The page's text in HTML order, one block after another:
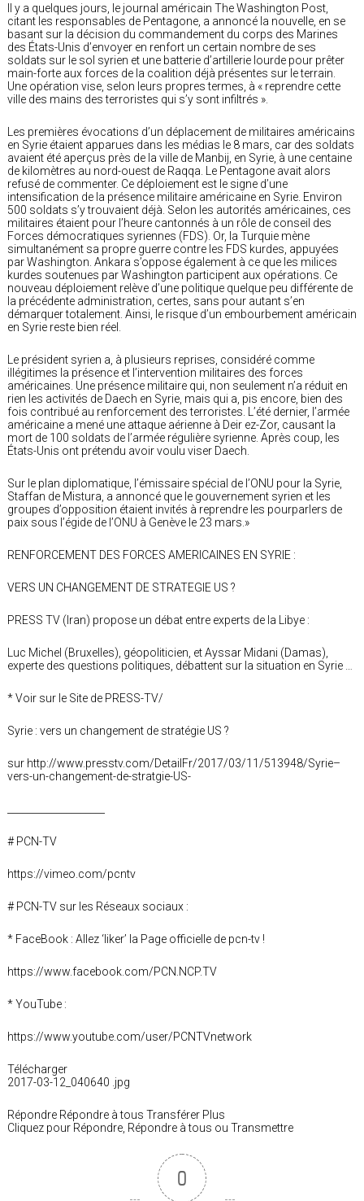
Il y a quelques jours, le journal américain The Washington Post,
citant les responsables de Pentagone, a annoncé la nouvelle, en se
basant sur la décision du commandement du corps des Marines
des États-Unis d’envoyer en renfort un certain nombre de ses
soldats sur le sol syrien et une batterie d’artillerie lourde pour prêter
main-forte aux forces de la coalition déjà présentes sur le terrain.
Une opération vise, selon leurs propres termes, à « reprendre cette
ville des mains des terroristes qui s’y sont infiltrés ».
Les premières évocations d’un déplacement de militaires américains
en Syrie étaient apparues dans les médias le 8 mars, car des soldats
avaient été aperçus près de la ville de Manbij, en Syrie, à une centaine
de kilomètres au nord-ouest de Raqqa. Le Pentagone avait alors
refusé de commenter. Ce déploiement est le signe d’une
intensification de la présence militaire américaine en Syrie. Environ
500 soldats s’y trouvaient déjà. Selon les autorités américaines, ces
militaires étaient pour l’heure cantonnés à un rôle de conseil des
Forces démocratiques syriennes (FDS). Or, la Turquie mène
simultanément sa propre guerre contre les FDS kurdes, appuyées
par Washington. Ankara s’oppose également à ce que les milices
kurdes soutenues par Washington participent aux opérations. Ce
nouveau déploiement relève d’une politique quelque peu différente de
la précédente administration, certes, sans pour autant s’en
démarquer totalement. Ainsi, le risque d’un embourbement américain
en Syrie reste bien réel.
Le président syrien a, à plusieurs reprises, considéré comme
illégitimes la présence et l’intervention militaires des forces
américaines. Une présence militaire qui, non seulement n’a réduit en
rien les activités de Daech en Syrie, mais qui a, pis encore, bien des
fois contribué au renforcement des terroristes. L’été dernier, l’armée
américaine a mené une attaque aérienne à Deir ez-Zor, causant la
mort de 100 soldats de l’armée régulière syrienne. Après coup, les
États-Unis ont prétendu avoir voulu viser Daech.
Sur le plan diplomatique, l’émissaire spécial de l’ONU pour la Syrie,
Staffan de Mistura, a annoncé que le gouvernement syrien et les
groupes d’opposition étaient invités à reprendre les pourparlers de
paix sous l’égide de l’ONU à Genève le 23 mars.»
RENFORCEMENT DES FORCES AMERICAINES EN SYRIE :
VERS UN CHANGEMENT DE STRATEGIE US ?
PRESS TV (Iran) propose un débat entre experts de la Libye :
Luc Michel (Bruxelles), géopoliticien, et Ayssar Midani (Damas),
experte des questions politiques, débattent sur la situation en Syrie …
* Voir sur le Site de PRESS-TV/
Syrie : vers un changement de stratégie US ?
sur http://www.presstv.com/DetailFr/2017/03/11/513948/Syrie–
vers-un-changement-de-stratgie-US-
# PCN-TV
https://vimeo.com/pcntv
# PCN-TV sur les Réseaux sociaux :
* FaceBook : Allez ‘liker’ la Page officielle de pcn-tv !
https://www.facebook.com/PCN.NCP.TV
* YouTube :
https://www.youtube.com/user/PCNTVnetwork
Télécharger
2017-03-12_040640 .jpg
Répondre Répondre à tous Transférer Plus
Cliquez pour Répondre, Répondre à tous ou Transmettre
0